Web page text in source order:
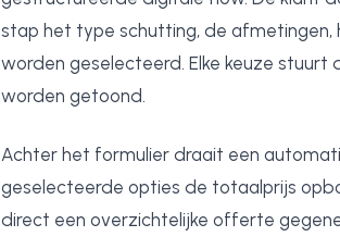
stap het type schutting, de afmetingen,
worden geselecteerd. Elke keuze
worden getoond.
Achter het formulier draait een
geselecteerde opties de totaalprijs
direct een overzichtelijke offerte